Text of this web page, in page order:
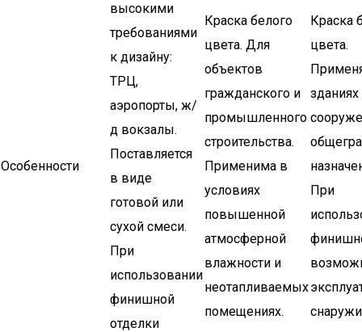
Особенности
высокими
требованиями
к дизайну:
ТРЦ,
аэропорты, ж/
д вокзалы.
Поставляется
в виде
готовой или
сухой смеси.
При
использовании
финишной
отделки
Краска белого
цвета. Для
объектов
гражданского и
промышленного
строительства.
Применима в
условиях
повышенной
атмосферной
влажности и
неотапливаемых
помещениях.
Краска
цвета.
зданиях
При